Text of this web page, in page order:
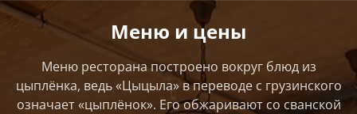
Меню и цены
Меню ресторана построено вокруг блюд из
цыплёнка, ведь «Цыцыла» в переводе с грузинского
означает «цыплёнок». Его обжаривают со сванской